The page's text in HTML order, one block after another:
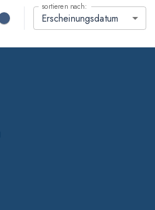
sortieren nach:
Erscheinungsdatum